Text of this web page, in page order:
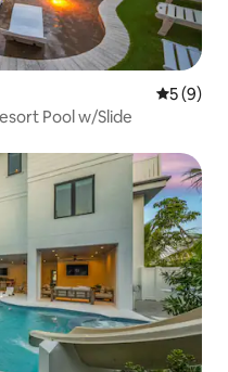
Средна
5 (9)
Pool w/Slide